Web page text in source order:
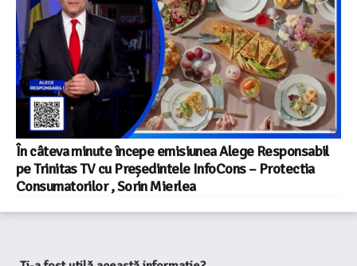
În câteva minute începe emisiunea Alege Responsabil
pe Trinitas TV cu Președintele InfoCons – Protectia
Consumatorilor , Sorin Mierlea